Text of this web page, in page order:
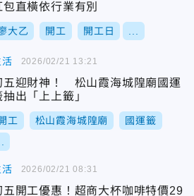
包直橫依行業有別
大乙 開工 開工日
活
五迎財神！ 松山霞海城隍廟國運
抽出「上上籤」
工 松山霞海城隍廟 國運籤
2026/02/21 13:21
活
五開工優惠！超商大杯咖啡特價29
2026/02/21 08:31